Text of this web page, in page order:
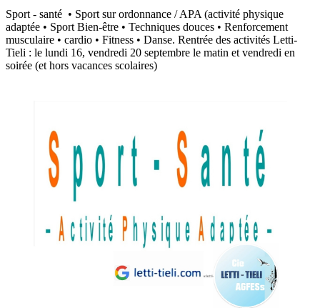
Sport - santé • Sport sur ordonnance / APA (activité physique
adaptée • Sport Bien-être • Techniques douces • Renforcement
musculaire • cardio • Fitness • Danse. Rentrée des activités Letti-
Tieli : le lundi 16, vendredi 20 septembre le matin et vendredi en
soirée (et hors vacances scolaires)